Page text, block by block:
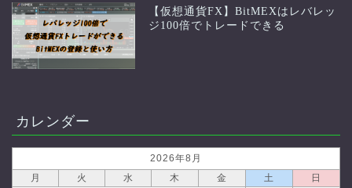
【仮想通貨FX】BitMEXはレバレッ
ジ100倍でトレードできる
カレンダー
2026年8月
月
火 水 木 金 土
日